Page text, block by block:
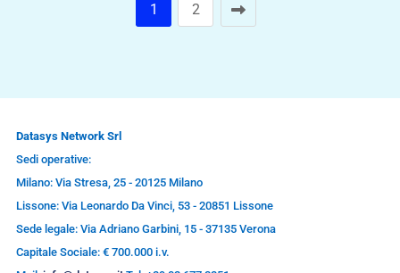
1 2
Datasys Network Srl
Sedi operative:
Milano: Via Stresa, 25 - 20125 Milano
Lissone: Via Leonardo Da Vinci, 53 - 20851 Lissone
Sede legale: Via Adriano Garbini, 15 - 37135 Verona
Capitale Sociale: € 700.000 i.v.